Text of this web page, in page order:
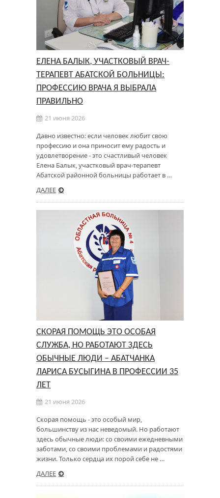
ЕЛЕНА БАЛЫК, УЧАСТКОВЫЙ ВРАЧ-
ТЕРАПЕВТ АБАТСКОЙ БОЛЬНИЦЫ:
ПРОФЕССИЮ ВРАЧА Я ВЫБРАЛА
ПРАВИЛЬНО
21 июня 2026
Давно известно: если человек любит свою
профессию и она приносит ему радость и
удовлетворение - это счастливый человек
Елена Балык, участковый врач-терапевт
Абатской районной больницы работает в …
ДАЛЕЕ
СКОРАЯ ПОМОЩЬ ЭТО ОСОБАЯ
СЛУЖБА, НО РАБОТАЮТ ЗДЕСЬ
ОБЫЧНЫЕ ЛЮДИ – АБАТЧАНКА
ЛАРИСА БУСЫГИНА В ПРОФЕССИИ 35
ЛЕТ
21 июня 2026
Скорая помощь - это особый мир,
большинству из нас неведомый. Но работают
здесь обычные люди: со своими ежедневными
заботами, со своими проблемами и радостями
жизни. Только сердца их порой себе не …
ДАЛЕЕ